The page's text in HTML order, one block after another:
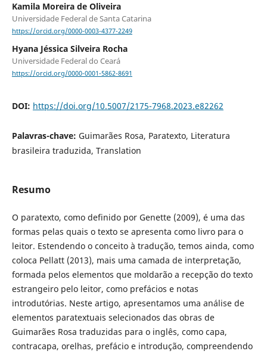
Kamila Moreira de Oliveira
Universidade Federal de Santa Catarina
https://orcid.org/0000-0003-4377-2249
Hyana Jéssica Silveira Rocha
Universidade Federal do Ceará
https://orcid.org/0000-0001-5862-8691
DOI: https://doi.org/10.5007/2175-7968.2023.e82262
Palavras-chave: Guimarães Rosa, Paratexto, Literatura
brasileira traduzida, Translation
Resumo
O paratexto, como definido por Genette (2009), é uma das
formas pelas quais o texto se apresenta como livro para o
leitor. Estendendo o conceito à tradução, temos ainda, como
coloca Pellatt (2013), mais uma camada de interpretação,
formada pelos elementos que moldarão a recepção do texto
estrangeiro pelo leitor, como prefácios e notas
introdutórias. Neste artigo, apresentamos uma análise de
elementos paratextuais selecionados das obras de
Guimarães Rosa traduzidas para o inglês, como capa,
contracapa, orelhas, prefácio e introdução, compreendendo